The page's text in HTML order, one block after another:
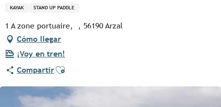
KAYAK STAND UP PADDLE
1 A zone portuaire, , 56190 Arzal
Cómo llegar
¡Voy en tren!
CompartirAjouter aux favoris